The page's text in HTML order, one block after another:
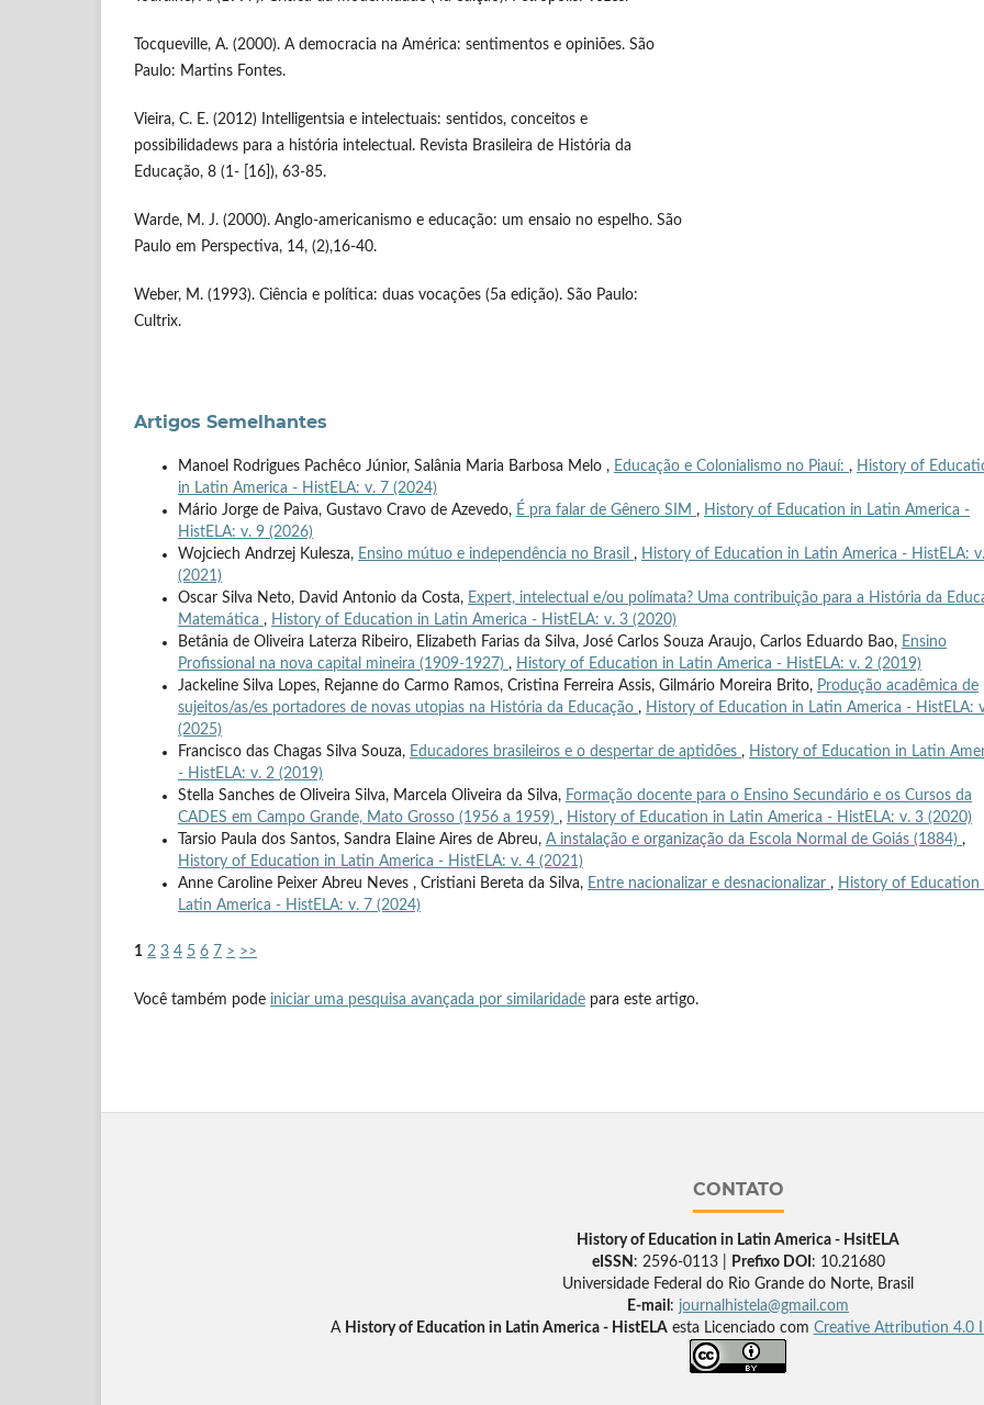
Tocqueville, A. (2000). A democracia na América: sentimentos e opiniões. São
Paulo: Martins Fontes.
Vieira, C. E. (2012) Intelligentsia e intelectuais: sentidos, conceitos e
possibilidadews para a história intelectual. Revista Brasileira de História da
Educação, 8 (1- [16]), 63-85.
Warde, M. J. (2000). Anglo-americanismo e educação: um ensaio no espelho. São
Paulo em Perspectiva, 14, (2),16-40.
Weber, M. (1993). Ciência e política: duas vocações (5a edição). São Paulo:
Cultrix.
Artigos Semelhantes
Manoel Rodrigues Pachêco Júnior, Salânia Maria Barbosa Melo , Educação e Colonialismo no Piauí: , History of
in Latin America - HistELA: v. 7 (2024)
Mário Jorge de Paiva, Gustavo Cravo de Azevedo, É pra falar de Gênero SIM , History of Education in Latin America -
HistELA: v. 9 (2026)
Wojciech Andrzej Kulesza, Ensino mútuo e independência no Brasil , History of Education in Latin America - HistELA:
(2021)
Oscar Silva Neto, David Antonio da Costa, Expert, intelectual e/ou polímata? Uma contribuição para a História da
Matemática , History of Education in Latin America - HistELA: v. 3 (2020)
Betânia de Oliveira Laterza Ribeiro, Elizabeth Farias da Silva, José Carlos Souza Araujo, Carlos Eduardo Bao, Ensino
Profissional na nova capital mineira (1909-1927) , History of Education in Latin America - HistELA: v. 2 (2019)
Jackeline Silva Lopes, Rejanne do Carmo Ramos, Cristina Ferreira Assis, Gilmário Moreira Brito, Produção acadêmica de
sujeitos/as/es portadores de novas utopias na História da Educação , History of Education in Latin America - HistELA:
(2025)
Francisco das Chagas Silva Souza, Educadores brasileiros e o despertar de aptidões , History of Education in Latin
- HistELA: v. 2 (2019)
Stella Sanches de Oliveira Silva, Marcela Oliveira da Silva, Formação docente para o Ensino Secundário e os Cursos da
CADES em Campo Grande, Mato Grosso (1956 a 1959) , History of Education in Latin America - HistELA: v. 3 (2020)
Tarsio Paula dos Santos, Sandra Elaine Aires de Abreu, A instalação e organização da Escola Normal de Goiás (1884) ,
History of Education in Latin America - HistELA: v. 4 (2021)
Anne Caroline Peixer Abreu Neves , Cristiani Bereta da Silva, Entre nacionalizar e desnacionalizar , History of Education
Latin America - HistELA: v. 7 (2024)
1 2 3 4 5 6 7 > >>
Você também pode iniciar uma pesquisa avançada por similaridade para este artigo.
CONTATO
History of Education in Latin America - HsitELA
eISSN : 2596-0113 | Prefixo DOI : 10.21680
Universidade Federal do Rio Grande do Norte, Brasil
E-mail : journalhistela@gmail.com
A History of Education in Latin America - HistELAesta Licenciado com Creative Attribution 4.0